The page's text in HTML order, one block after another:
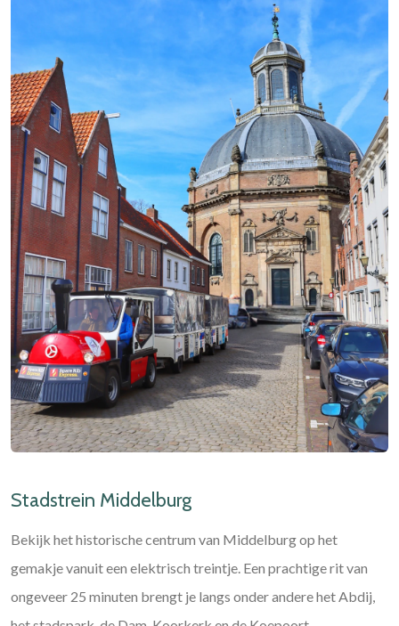
Stadstrein Middelburg
Bekijk het historische centrum van Middelburg op het
gemakje vanuit een elektrisch treintje. Een prachtige rit van
ongeveer 25 minuten brengt je langs onder andere het Abdij,